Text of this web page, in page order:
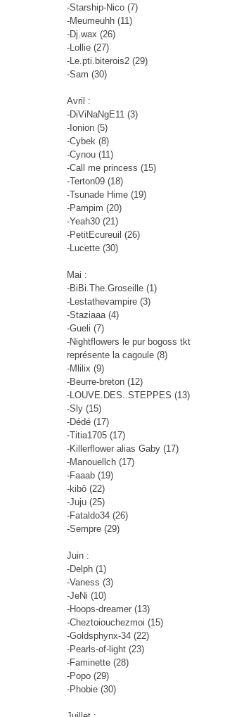
-Starship-Nico (7)
-Meumeuhh (11)
-Dj.wax (26)
-Lollie (27)
-Le.pti.biterois2 (29)
-Sam (30)
Avril :
-DiViNaNgE11 (3)
-Ionion (5)
-Cybek (8)
-Cynou (11)
-Call me princess (15)
-Terton09 (18)
-Tsunade Hime (19)
-Pampim (20)
-Yeah30 (21)
-PetitEcureuil (26)
-Lucette (30)
Mai :
-BiBi.The.Groseille (1)
-Lestathevampire (3)
-Staziaaa (4)
-Gueli (7)
-Nightflowers le pur bogoss tkt
représente la cagoule (8)
-Mlilix (9)
-Beurre-breton (12)
-LOUVE.DES..STEPPES (13)
-Sly (15)
-Dédé (17)
-Titia1705 (17)
-Killerflower alias Gaby (17)
-Manouellch (17)
-Faaab (19)
-kibô (22)
-Juju (25)
-Fataldo34 (26)
-Sempre (29)
Juin :
-Delph (1)
-Vaness (3)
-JeNi (10)
-Hoops-dreamer (13)
-Cheztoiouchezmoi (15)
-Goldsphynx-34 (22)
-Pearls-of-light (23)
-Faminette (28)
-Popo (29)
-Phobie (30)